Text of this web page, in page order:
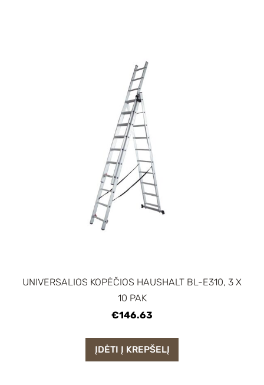
UNIVERSALIOS KOPĖČIOS HAUSHALT BL-E310, 3 X
10 PAK
€146.63
ĮDĖTI Į KREPŠELĮ